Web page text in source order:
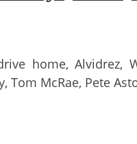
home, Alvidrez,
Tom McRae, Pete